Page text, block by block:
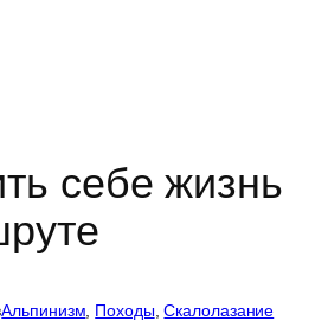
себе жизнь
Альпинизм, Походы, Скалолазание